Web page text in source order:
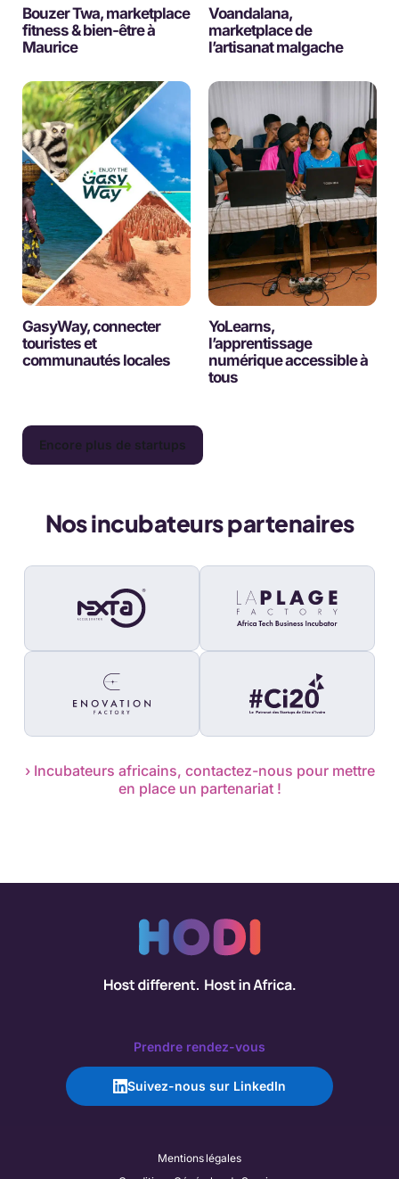
Bouzer Twa, marketplace
fitness & bien-être à
Maurice
Voandalana,
marketplace de
l’artisanat malgache
GasyWay, connecter
touristes et
communautés locales
YoLearns,
l’apprentissage
numérique accessible à
tous
Encore plus de startups
Nos incubateurs partenaires
› Incubateurs africains, contactez-nous pour mettre
en place un partenariat !
Prendre rendez-vous
Suivez-nous sur LinkedIn
Mentions légales